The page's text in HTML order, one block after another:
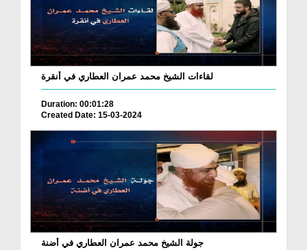
لقاءات الشيخ محمد عمران العطاري في أنقرة
Duration: 00:01:28
Created Date: 15-03-2024
جولة الشيخ محمد عمران العطاري في أضنة